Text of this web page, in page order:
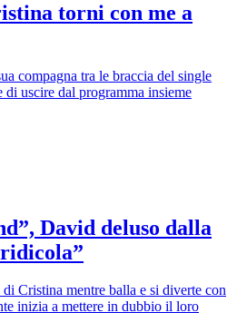
torni con me a
compagna tra le braccia del single
di uscire dal programma insieme
David deluso dalla
Cristina mentre balla e si diverte con
inizia a mettere in dubbio il loro